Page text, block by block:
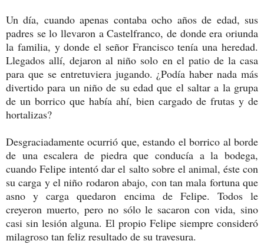
Un día, cuando apenas contaba ocho años de edad, sus
padres se lo llevaron a Castelfranco, de donde era oriunda
la familia, y donde el señor Francisco tenía una heredad.
Llegados allí, dejaron al niño solo en el patio de la casa
para que se entretuviera jugando. ¿Podía haber nada más
divertido para un niño de su edad que el saltar a la grupa
de un borrico que había ahí, bien cargado de frutas y de
hortalizas?
Desgraciadamente ocurrió que, estando el borrico al borde
de una escalera de piedra que conducía a la bodega,
cuando Felipe intentó dar el salto sobre el animal, éste con
su carga y el niño rodaron abajo, con tan mala fortuna que
asno y carga quedaron encima de Felipe. Todos le
creyeron muerto, pero no sólo le sacaron con vida, sino
casi sin lesión alguna. El propio Felipe siempre consideró
milagroso tan feliz resultado de su travesura.